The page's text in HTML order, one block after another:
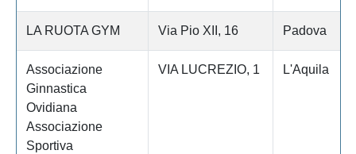
LA RUOTA GYM Via Pio XII, 16 Padova
Associazione
Ginnastica
Ovidiana
Associazione
Sportiva
VIA LUCREZIO, 1 L'Aquila